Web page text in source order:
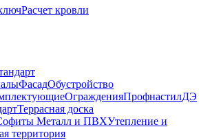
Расчет кровли
ФасадОбустройство
ОгражденияПрофнастилДЭ
Террасная доска
Металл и ПВХУтепление и
территория